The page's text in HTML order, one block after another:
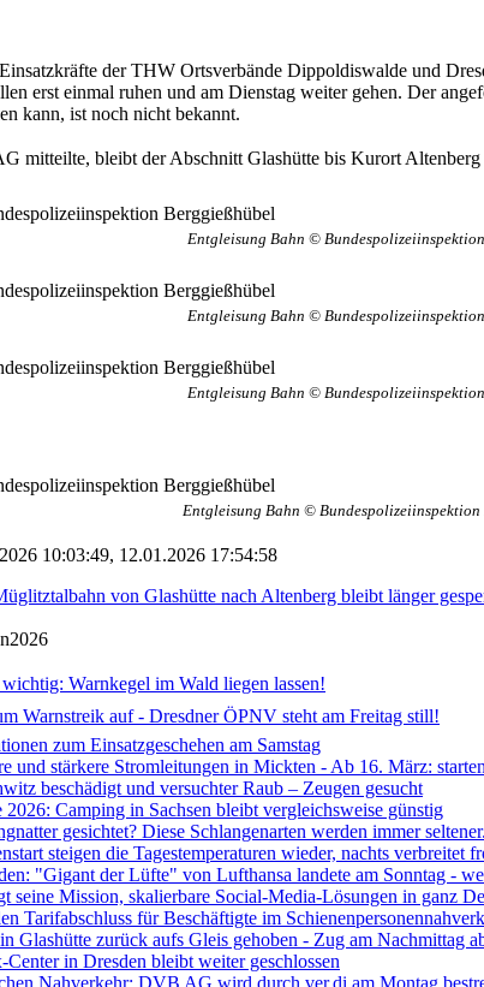
der THW Ortsverbände Dippoldiswalde und
erst einmal ruhen und am Dienstag weiter gehen. Der
kann, ist noch nicht bekannt.
mitteilte, bleibt der Abschnitt Glashütte bis Kurort Altenberg
Entgleisung Bahn ©
Entgleisung Bahn ©
Entgleisung Bahn ©
Entgleisung Bahn ©
10:03:49, 12.01.2026 17:54:58
von Glashütte nach Altenberg bleibt länger
Warnkegel im Wald liegen lassen!
Warnstreik auf - Dresdner ÖPNV steht am Freitag still!
zum Einsatzgeschehen am Samstag
und stärkere Stromleitungen in Mickten - Ab 16. März:
beschädigt und versuchter Raub – Zeugen gesucht
2026: Camping in Sachsen bleibt vergleichsweise günstig
gesichtet? Diese Schlangenarten werden immer
steigen die Tagestemperaturen wieder, nachts verbreitet
"Gigant der Lüfte" von Lufthansa landete am Sonntag -
seine Mission, skalierbare Social-Media-Lösungen in ganz
Tarifabschluss für Beschäftigte im
Glashütte zurück aufs Gleis gehoben - Zug am Nachmittag
in Dresden bleibt weiter geschlossen
Nahverkehr: DVB AG wird durch ver.di am Montag